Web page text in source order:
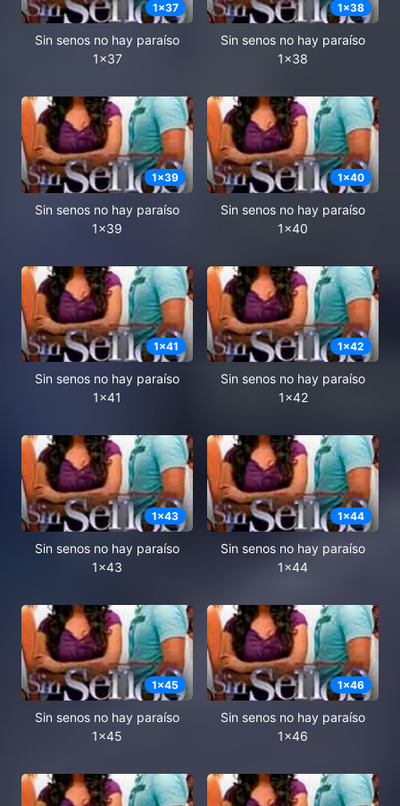
1x37
Sin senos no hay paraíso
1x37
1x38
Sin senos no hay paraíso
1x38
1x39
Sin senos no hay paraíso
1x39
1x40
Sin senos no hay paraíso
1x40
1x41
Sin senos no hay paraíso
1x41
1x42
Sin senos no hay paraíso
1x42
1x43
Sin senos no hay paraíso
1x43
1x44
Sin senos no hay paraíso
1x44
1x45
Sin senos no hay paraíso
1x45
1x46
Sin senos no hay paraíso
1x46